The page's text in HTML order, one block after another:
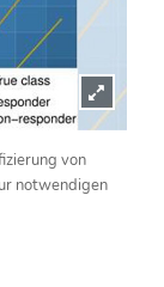
von
notwendigen